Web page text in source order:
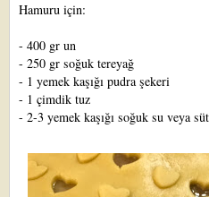
Hamuru için:
- 400 gr un
- 250 gr soğuk tereyağ
- 1 yemek kaşığı pudra şekeri
- 1 çimdik tuz
- 2-3 yemek kaşığı soğuk su veya süt